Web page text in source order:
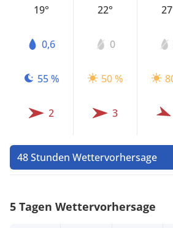
19°
0,6
55 %
2
22°
0
50 %
3
48 Stunden Wettervorhersage
5 Tagen Wettervorhersage